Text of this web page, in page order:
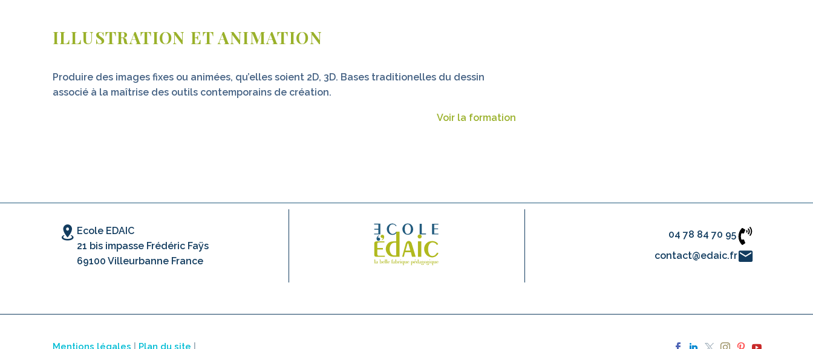
ILLUSTRATION ET ANIMATION
Produire des images fixes ou animées, qu’elles soient 2D, 3D. Bases traditionelles du dessin
associé à la maîtrise des outils contemporains de création.
Voir la formation
Ecole EDAIC
21 bis impasse Frédéric Faÿs
69100 Villeurbanne France
04 78 84 70 95
contact@edaic.fr
Mentions légales Plan du site